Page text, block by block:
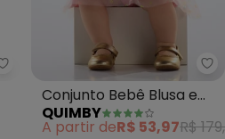
Malwee Kids - Conjunto
Conjunto Bebê Blusa e
Saia Tule (Bege)
QUIMBY
A partir deR$ 53,97R$